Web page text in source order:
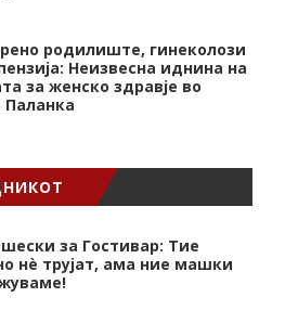
родилиште, гинеколози
Неизвесна иднина на
за женско здравје во
Паланка
за Гостивар: Тие
нѐ трујат, ама ние машки